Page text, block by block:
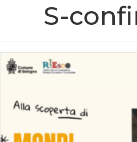
S-